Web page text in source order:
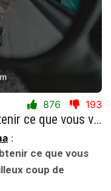
876 193
Rappelez-vous que ne pas obtenir ce que vous voulez est parfois un merveilleux coup de chance.
:
ce que vous
coup de